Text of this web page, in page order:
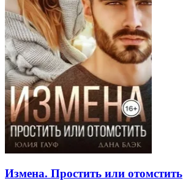
Измена. Простить или отомстить